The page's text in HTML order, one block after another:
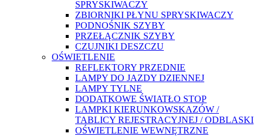
SPRYSKIWACZY
ZBIORNIKI PŁYNU SPRYSKIWACZY
PODNOŚNIK SZYBY
PRZEŁĄCZNIK SZYBY
CZUJNIKI DESZCZU
OŚWIETLENIE
REFLEKTORY PRZEDNIE
LAMPY DO JAZDY DZIENNEJ
LAMPY TYLNE
DODATKOWE ŚWIATŁO STOP
LAMPKI KIERUNKOWSKAZÓW /
TABLICY REJESTRACYJNEJ / ODBLASKI
OŚWIETLENIE WEWNĘTRZNE